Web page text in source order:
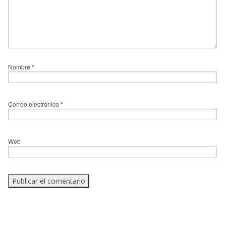
Nombre *
Correo electrónico *
Web